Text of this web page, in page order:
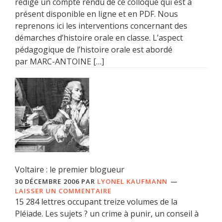
présent disponible en ligne et en PDF. Nous
reprenons ici les interventions concernant des
démarches d’histoire orale en classe. L’aspect
pédagogique de l’histoire orale est abordé
par MARC-ANTOINE […]
Voltaire : le premier blogueur
30 DÉCEMBRE 2006 PAR LYONEL KAUFMANN
LAISSER UN COMMENTAIRE
15 284 lettres occupant treize volumes de la
Pléiade. Les sujets ? un crime à punir, un conseil à